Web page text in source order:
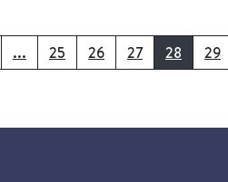
... 25 26 27 28 29